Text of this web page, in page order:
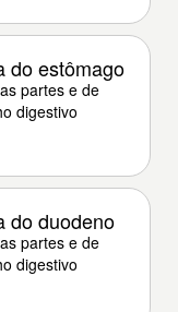
do estômago
partes e de
digestivo
do duodeno
partes e de
digestivo